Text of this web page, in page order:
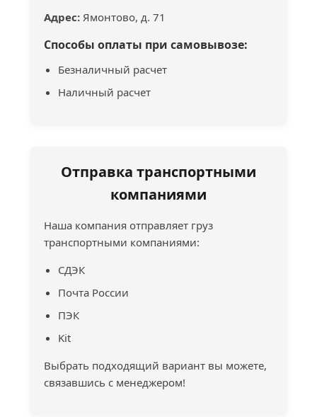
Адрес: Ямонтово, д. 71
Способы оплаты при самовывозе:
Безналичный расчет
Наличный расчет
Отправка транспортными
компаниями
Наша компания отправляет груз
транспортными компаниями:
СДЭК
Почта России
ПЭК
Kit
Выбрать подходящий вариант вы можете,
связавшись с менеджером!